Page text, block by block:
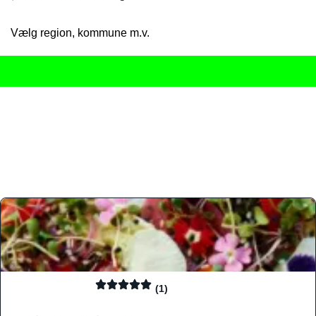
Vælg region, kommune m.v.
(1)